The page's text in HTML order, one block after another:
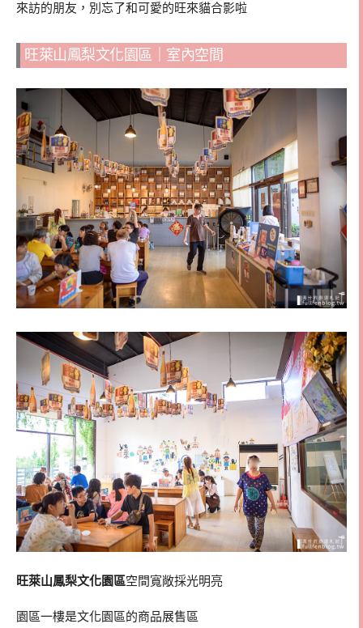
來訪的朋友，別忘了和可愛的旺來貓合影啦
旺萊山鳳梨文化園區｜室內空間
旺萊山鳳梨文化園區空間寬敞採光明亮
園區一樓是文化園區的商品展售區